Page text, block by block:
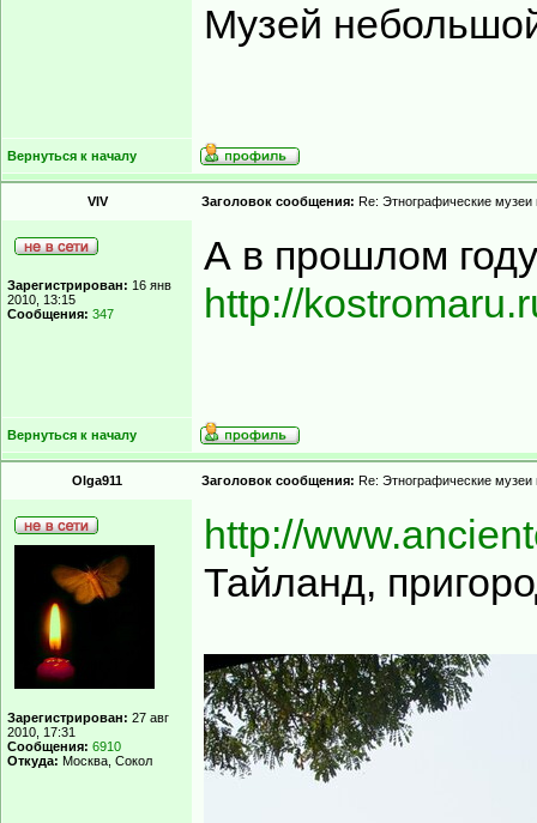
Музей
Вернуться к началу
VIV Заголовок сообщения: Re: Этнографические
Зарегистрирован: 16 янв
2010, 13:15
Сообщения: 347
А в прошлом
http://
Вернуться к началу
Olga911 Заголовок сообщения: Re: Этнографические
Зарегистрирован: 27 авг
2010, 17:31
Сообщения: 6910
Откуда: Москва, Сокол
http://
Тайланд,